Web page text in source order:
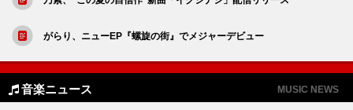
がらり、ニューEP『螺旋の街』でメジャーデビュー
音楽ニュース MUSIC NEWS